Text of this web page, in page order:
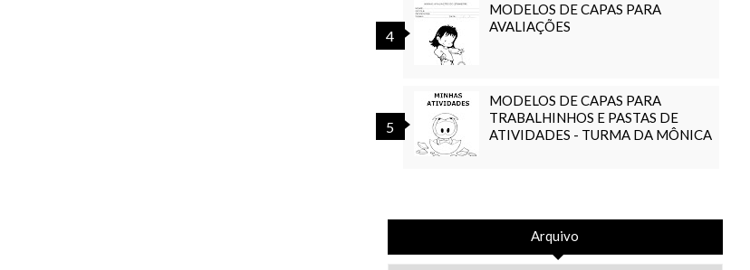
MODELOS DE CAPAS PARA
AVALIAÇÕES
MODELOS DE CAPAS PARA
TRABALHINHOS E PASTAS DE
ATIVIDADES - TURMA DA MÔNICA
Arquivo